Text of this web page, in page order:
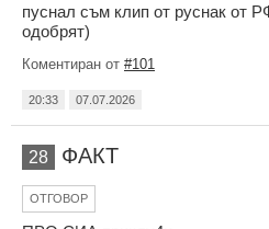
пуснал съм клип от руснак от
одобрят)
Коментиран от #101
20:33 07.07.2026
28 ФАКТ
ОТГОВОР